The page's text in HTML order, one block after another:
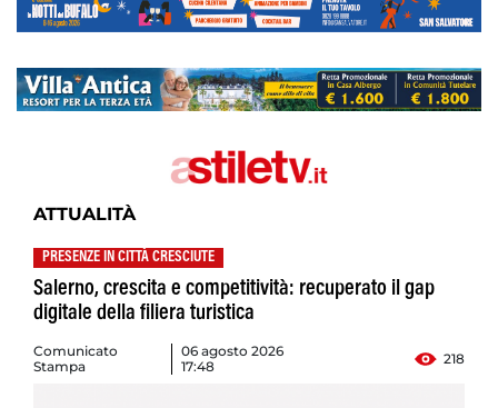
ATTUALITÀ
PRESENZE IN CITTÀ CRESCIUTE
Salerno, crescita e competitività: recuperato il gap
digitale della filiera turistica
Comunicato
Stampa
06 agosto 2026
17:48
218